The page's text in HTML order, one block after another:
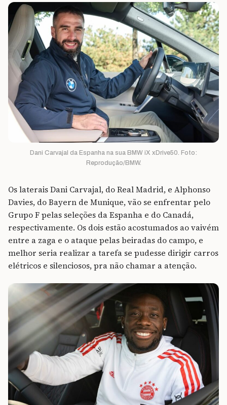
Dani Carvajal da Espanha na sua BMW iX xDrive50. Foto:
Reprodução/BMW.
Os laterais Dani Carvajal, do Real Madrid, e Alphonso
Davies, do Bayern de Munique, vão se enfrentar pelo
Grupo F pelas seleções da Espanha e do Canadá,
respectivamente. Os dois estão acostumados ao vaivém
entre a zaga e o ataque pelas beiradas do campo, e
melhor seria realizar a tarefa se pudesse dirigir carros
elétricos e silenciosos, pra não chamar a atenção.